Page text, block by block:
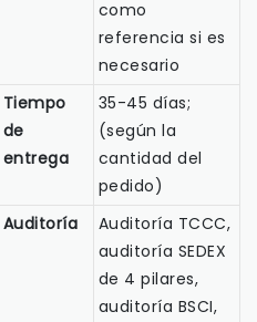
como
referencia si es
necesario
Tiempo
de
entrega
35-45 días;
(según la
cantidad del
pedido)
Auditoría
Auditoría TCCC,
auditoría SEDEX
de 4 pilares,
auditoría BSCI,